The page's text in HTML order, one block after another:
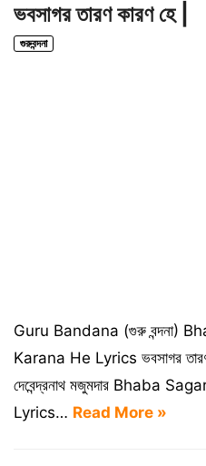
ভবসাগর তারণ কারণ হে |
গুরুবন্দনা
Guru Bandana (গুরু বন্দনা)
Karana He Lyrics ভবসাগর তারণ
দেবেন্দ্রনাথ মজুমদার Bhaba
Lyrics… Read More »